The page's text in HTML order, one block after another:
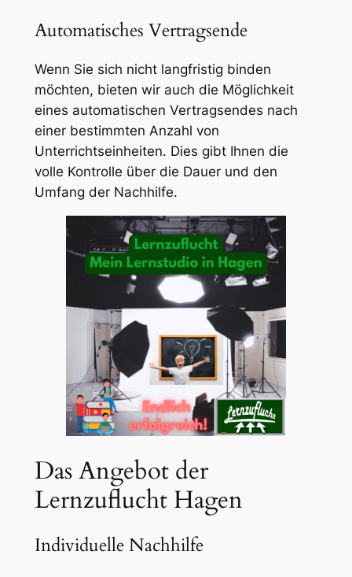
Automatisches Vertragsende
Wenn Sie sich nicht langfristig binden
möchten, bieten wir auch die Möglichkeit
eines automatischen Vertragsendes nach
einer bestimmten Anzahl von
Unterrichtseinheiten. Dies gibt Ihnen die
volle Kontrolle über die Dauer und den
Umfang der Nachhilfe.
Das Angebot der
Lernzuflucht Hagen
Individuelle Nachhilfe